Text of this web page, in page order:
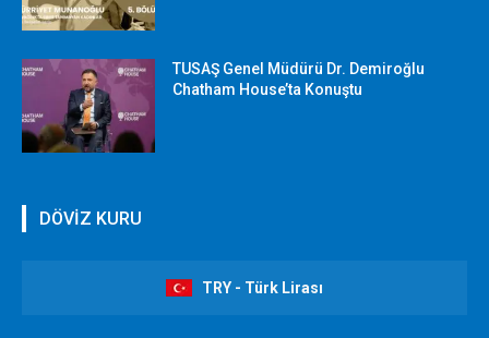
TUSAŞ Genel Müdürü Dr. Demiroğlu
Chatham House’ta Konuştu
DÖVİZ KURU
TRY - Türk Lirası